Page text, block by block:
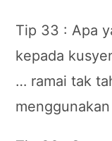
Tip 33 : Apa
kepada
… ramai tak